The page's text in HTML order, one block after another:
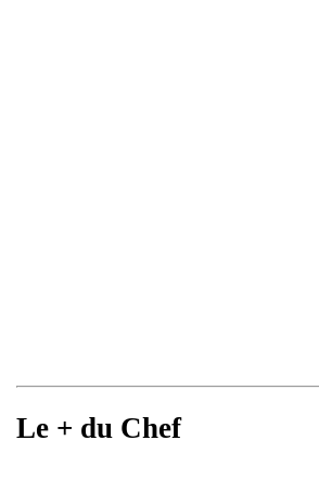
Le + du Chef